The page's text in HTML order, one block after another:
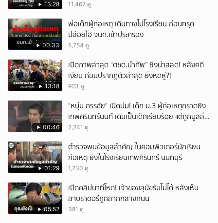
13:28 11,467 ดู
00:33
พ่อเด็กผู้ก่อเหตุ เดินทางไปโรงเรียน ก่อนทรุด
ปล่อยโฮ จนท.เข้าประครอง
5,754 ดู
13:18
เปิดภาพล่าสุด “ตชด.นำทัพ” ยิ่งน่าสลด! หลังคดี
เงียบ ก่อนปรากฎตัวล่าสุด ยิ่งหดหู่?!
923 ดู
00:46
"หนุ่ม กรรชัย" เปิดปม! เด็ก ม.3 ผู้ก่อเหตุกราดยิง
เทพศิรินทร์นนท์ เดิมเป็นเด็กเรียบร้อย แต่ถูกบูลลี่
หนัก คาดแรงกดดันสะสมกลายเป็นแรงแค้น จนก่อ
2,241 ดู
01:29
ตำรวจพบข้อมูลสำคัญ ในคอมพิวเตอร์นักเรียน
ก่อเหตุ ยิงในโรงเรียนเทพศิรินทร์ นนทบุรี
1,230 ดู
05:52
เปิดคลิปนาทีโหด! เจ้าของสุนัขรับไม่ได้ หลังเห็น
ลาบราดอร์ถูกลากกลางถนน
381 ดู